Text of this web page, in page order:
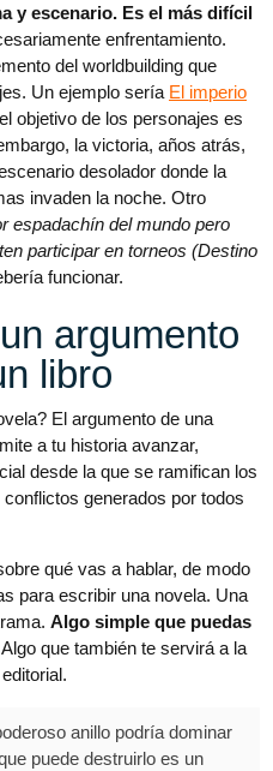
y escenario. Es el más difícil
enfrentamiento.
del worldbuilding que
Un ejemplo sería El imperio
objetivo de los personajes es
la victoria, años atrás,
desolador donde la
invaden la noche. Otro
espadachín del mundo pero
participar en torneos (Destino
funcionar.
argumento
libro
El argumento de una
a tu historia avanzar,
desde la que se ramifican los
generados por todos
qué vas a hablar, de modo
para escribir una novela. Una
Algo simple que puedas
Algo que también te servirá a la
anillo podría dominar
puede destruirlo es un